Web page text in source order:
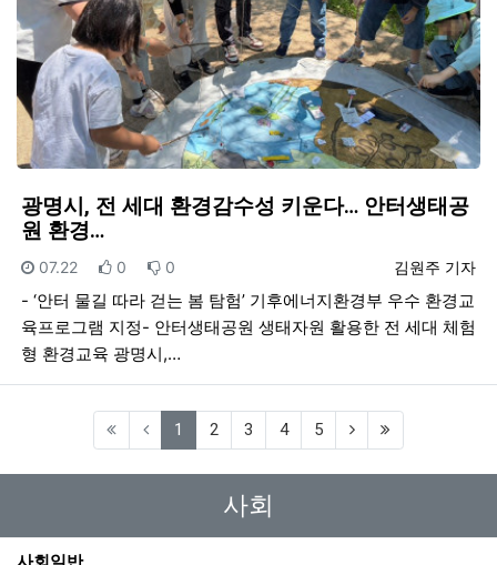
광명시, 전 세대 환경감수성 키운다… 안터생태공
원 환경…
등록자
김원주 기자
등록일
07.22 추천
0 비추천
0
- ‘안터 물길 따라 걷는 봄 탐험’ 기후에너지환경부 우수 환경교
육프로그램 지정- 안터생태공원 생태자원 활용한 전 세대 체험
형 환경교육 광명시,…
1 (current)
2 3 4 5
사회